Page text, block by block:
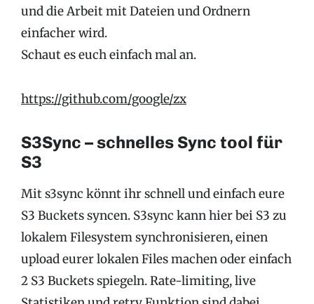
und die Arbeit mit Dateien und Ordnern
einfacher wird.
Schaut es euch einfach mal an.
https://github.com/google/zx
S3Sync – schnelles Sync tool für
S3
Mit s3sync könnt ihr schnell und einfach eure
S3 Buckets syncen. S3sync kann hier bei S3 zu
lokalem Filesystem synchronisieren, einen
upload eurer lokalen Files machen oder einfach
2 S3 Buckets spiegeln. Rate-limiting, live